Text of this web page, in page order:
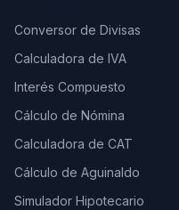
Conversor de Divisas
Calculadora de IVA
Interés Compuesto
Cálculo de Nómina
Calculadora de CAT
Cálculo de Aguinaldo
Simulador Hipotecario